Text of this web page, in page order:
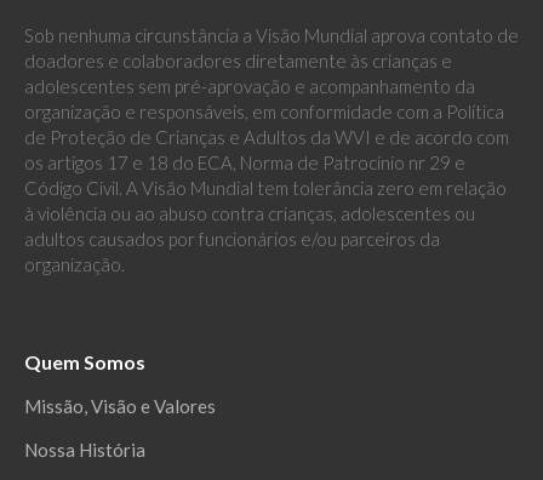
Sob nenhuma circunstância a Visão Mundial aprova contato de
doadores e colaboradores diretamente às crianças e
adolescentes sem pré-aprovação e acompanhamento da
organização e responsáveis, em conformidade com a Política
de Proteção de Crianças e Adultos da WVI e de acordo com
os artigos 17 e 18 do ECA, Norma de Patrocínio nr 29 e
Código Civil. A Visão Mundial tem tolerância zero em relação
à violência ou ao abuso contra crianças, adolescentes ou
adultos causados por funcionários e/ou parceiros da
organização.
Quem Somos
Missão, Visão e Valores
Nossa História